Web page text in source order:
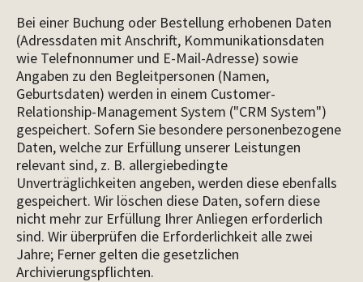
Bei einer Buchung oder Bestellung erhobenen Daten
(Adressdaten mit Anschrift, Kommunikationsdaten
wie Telefnonnumer und E-Mail-Adresse) sowie
Angaben zu den Begleitpersonen (Namen,
Geburtsdaten) werden in einem Customer-
Relationship-Management System ("CRM System")
gespeichert. Sofern Sie besondere personenbezogene
Daten, welche zur Erfüllung unserer Leistungen
relevant sind, z. B. allergiebedingte
Unverträglichkeiten angeben, werden diese ebenfalls
gespeichert. Wir löschen diese Daten, sofern diese
nicht mehr zur Erfüllung Ihrer Anliegen erforderlich
sind. Wir überprüfen die Erforderlichkeit alle zwei
Jahre; Ferner gelten die gesetzlichen
Archivierungspflichten.